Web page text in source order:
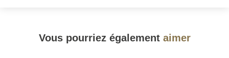
Vous pourriez également aimer